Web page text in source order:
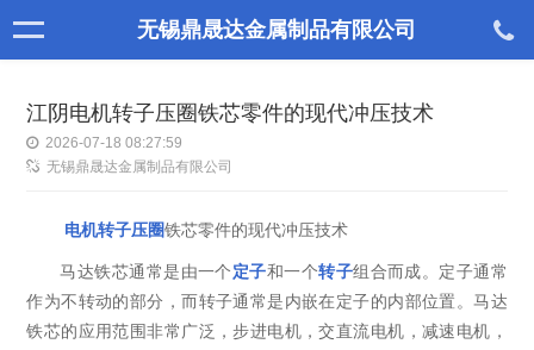
无锡鼎晟达金属制品有限公司
江阴电机转子压圈铁芯零件的现代冲压技术
2026-07-18 08:27:59
无锡鼎晟达金属制品有限公司
电机转子压圈铁芯零件的现代冲压技术
马达铁芯通常是由一个定子和一个转子组合而成。定子通常
作为不转动的部分，而转子通常是内嵌在定子的内部位置。马达
铁芯的应用范围非常广泛，步进电机，交直流电机，减速电机，